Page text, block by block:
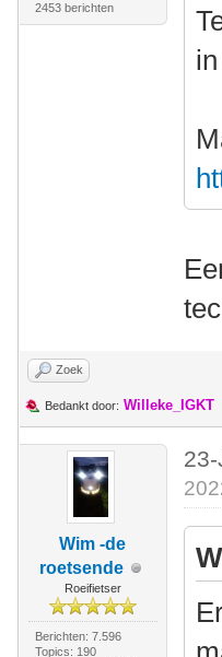
2453 berichten
Zoek
Bedankt door: Willeke_IGKT
Wim -de
roetsende
Roeifietser
Berichten: 7.596
Topics: 190